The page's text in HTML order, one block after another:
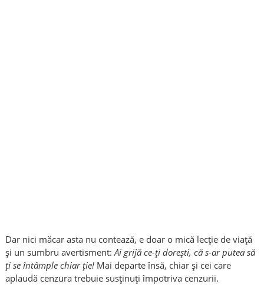
Dar nici măcar asta nu contează, e doar o mică lecție de viață
și un sumbru avertisment: Ai grijă ce-ți dorești, că s-ar putea să
ți se întâmple chiar ție!Mai departe însă, chiar și cei care
aplaudă cenzura trebuie susținuți împotriva cenzurii.